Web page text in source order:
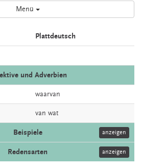
Menü
Plattdeutsch
und Adverbien
waarvan
van wat
Beispiele anzeigen
Redensarten anzeigen